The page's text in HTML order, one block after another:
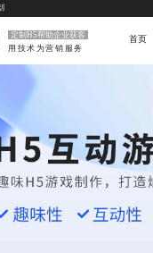
定制H5帮助企业获客
用技术为营销服务
首页